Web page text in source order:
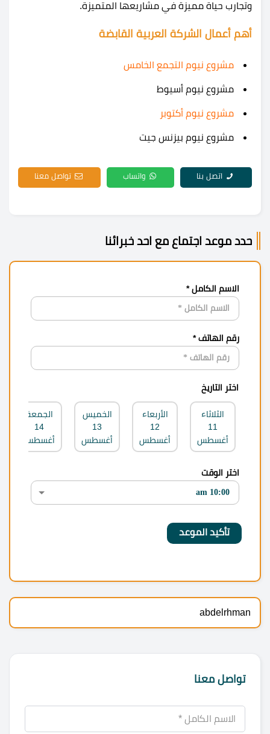
وتجارب حياة مميزة في مشاريعها المتميزة.
أهم أعمال الشركة العربية القابضة
مشروع نيوم التجمع الخامس
مشروع نيوم أسيوط
مشروع نيوم أكتوبر
مشروع نيوم بيزنس جيت
اتصل بنا واتساب تواصل معنا
حدد موعد اجتماع مع احد خبرائنا
الاسم الكامل *
رقم الهاتف *
اختر التاريخ
الثلاثاء
11
أغسطس
الأربعاء
12
أغسطس
الخميس
13
أغسطس
الجمعة
14
أغسطس
اختر الوقت
abdelrhman
تواصل معنا